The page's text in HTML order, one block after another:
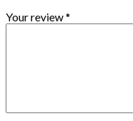
Your review*